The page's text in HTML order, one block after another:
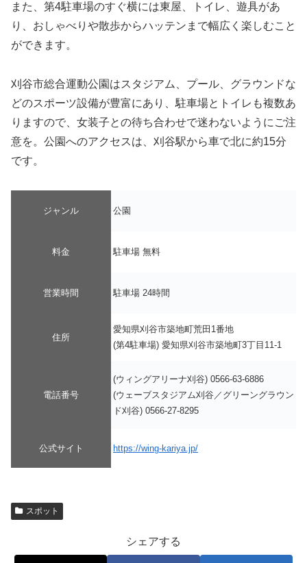
また、第4駐車場のすぐ横には東屋、トイレ、遊具があ
り、おしゃべりや散歩からハッテンまで幅広く楽しむこと
ができます。
刈谷市総合運動公園はスタジアム、プール、グラウンドな
どのスポーツ設備が豊富にあり、駐車場とトイレも複数あ
りますので、女装子との待ち合わせで迷わないようにご注
意を。公園へのアクセスは、刈谷駅から車で北に約15分
です。
ジャンル 公園
料金 駐車場 無料
営業時間 駐車場 24時間
住所
愛知県刈谷市築地町荒田1番地
(第4駐車場) 愛知県刈谷市築地町3丁目11-1
電話番号
(ウィングアリーナ刈谷) 0566-63-6886
(ウェーブスタジアム刈谷／グリーングラウン
ド刈谷) 0566-27-8295
公式サイト https://wing-kariya.jp/
スポット
シェアする